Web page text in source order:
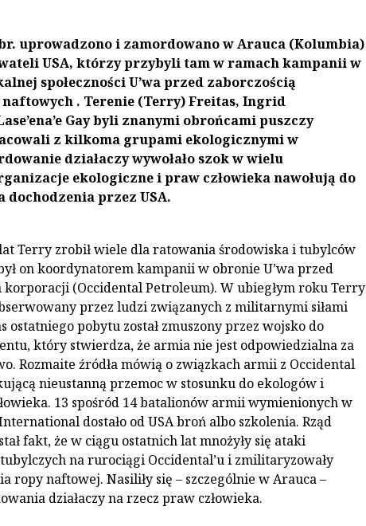
uprowadzono i zamordowano w Arauca (Kolumbia)
USA, którzy przybyli tam w ramach kampanii w
społeczności U’wa przed zaborczością
. Terenie (Terry) Freitas, Ingrid
Gay byli znanymi obrońcami puszczy
z kilkoma grupami ekologicznymi w
działaczy wywołało szok w wielu
ekologiczne i praw człowieka nawołują do
przez USA.
Terry zrobił wiele dla ratowania środowiska i tubylców
on koordynatorem kampanii w obronie U’wa przed
(Occidental Petroleum). W ubiegłym roku Terry
przez ludzi związanych z militarnymi siłami
ostatniego pobytu został zmuszony przez wojsko do
który stwierdza, że armia nie jest odpowiedzialna za
Rozmaite źródła mówią o związkach armii z Occidental
nieustanną przemoc w stosunku do ekologów i
13 spośród 14 batalionów armii wymienionych w
dostało od USA broń albo szkolenia. Rząd
fakt, że w ciągu ostatnich lat mnożyły się ataki
na rurociągi Occidental’u i zmilitaryzowały
ropy naftowej. Nasiliły się – szczególnie w Arauca –
działaczy na rzecz praw człowieka.